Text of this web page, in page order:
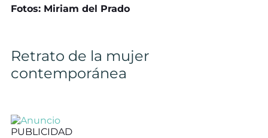
Fotos: Miriam del Prado
Retrato de la mujer
contemporánea
PUBLICIDAD